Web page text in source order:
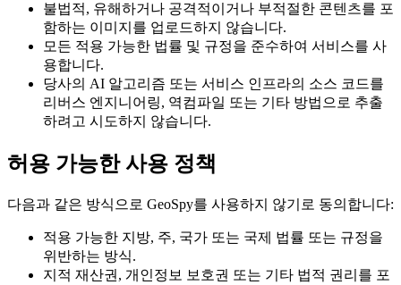
불법적, 유해하거나 공격적이거나 부적절한 콘텐츠를 포
함하는 이미지를 업로드하지 않습니다.
모든 적용 가능한 법률 및 규정을 준수하여 서비스를 사
용합니다.
당사의 AI 알고리즘 또는 서비스 인프라의 소스 코드를
리버스 엔지니어링, 역컴파일 또는 기타 방법으로 추출
하려고 시도하지 않습니다.
허용 가능한 사용 정책
다음과 같은 방식으로 GeoSpy를 사용하지 않기로 동의합니다:
적용 가능한 지방, 주, 국가 또는 국제 법률 또는 규정을
위반하는 방식.
지적 재산권, 개인정보 보호권 또는 기타 법적 권리를 포